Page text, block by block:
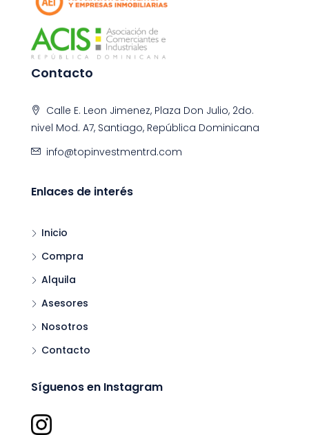
Contacto
Calle E. Leon Jimenez, Plaza Don Julio, 2do.
nivel Mod. A7, Santiago, República Dominicana
info@topinvestmentrd.com
Enlaces de interés
Inicio
Compra
Alquila
Asesores
Nosotros
Contacto
Síguenos en Instagram